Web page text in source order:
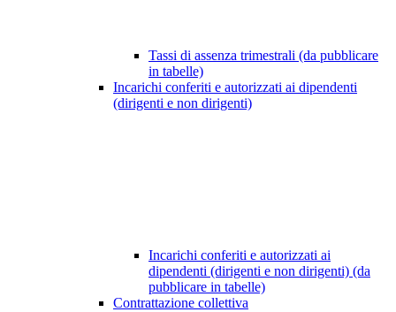
Tassi di assenza trimestrali (da pubblicare
in tabelle)
Incarichi conferiti e autorizzati ai dipendenti
(dirigenti e non dirigenti)
Incarichi conferiti e autorizzati ai
dipendenti (dirigenti e non dirigenti) (da
pubblicare in tabelle)
Contrattazione collettiva